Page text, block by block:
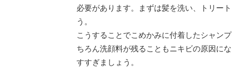
必要があります。まずは髪を洗い、トリー
う。
こうすることでこめかみに付着したシャン
ちろん洗顔料が残ることもニキビの原因に
すすぎましょう。